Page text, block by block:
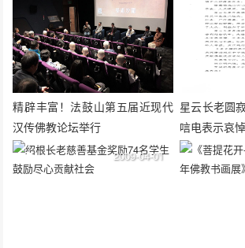
精辟丰富！法鼓山第五届近现代
汉传佛教论坛举行
星云长老圆
唁电表示哀悼
2009-04-01